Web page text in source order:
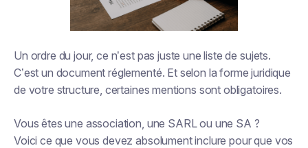
Un ordre du jour, ce n’est pas juste une liste de sujets.
C’est un document réglementé. Et selon la forme juridique
de votre structure, certaines mentions sont obligatoires.
Vous êtes une association, une SARL ou une SA ?
Voici ce que vous devez absolument inclure pour que vos